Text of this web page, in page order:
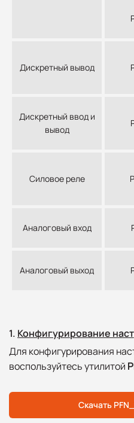
Дискретный вывод
Дискретный ввод и
вывод
Силовое реле
Аналоговый вход
Аналоговый выход
1. Конфигурирование
Для конфигурирования
воспользуйтесь утилитой
Скачать